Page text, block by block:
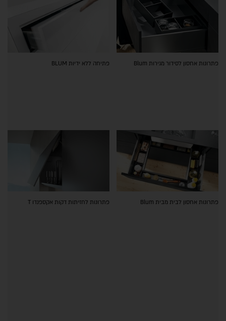
פתרונות אחסון לסידור מגירות Blum פתיחה ללא ידיות BLUM
פתרונות אחסון לבית מבית Blum פתרונות לחזיתות דקות אקספנדו T